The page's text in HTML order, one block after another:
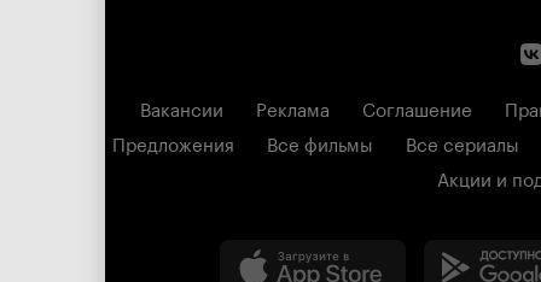
Вакансии Реклама Соглашение
Предложения
Все фильмы
Все сериалы
Акции и